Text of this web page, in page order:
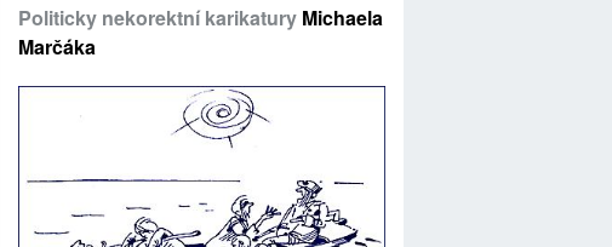
Politicky nekorektní karikatury Michaela
Marčáka